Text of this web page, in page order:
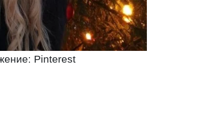
Pinterest